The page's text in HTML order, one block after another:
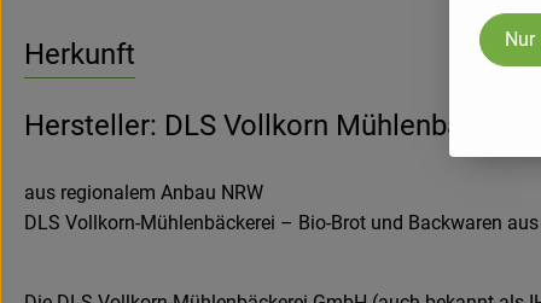
Herkunft
Hersteller: DLS Vollkorn Mühlenbäckerei
aus regionalem Anbau NRW
DLS Vollkorn-Mühlenbäckerei – Bio-Brot und Backwaren
Nur